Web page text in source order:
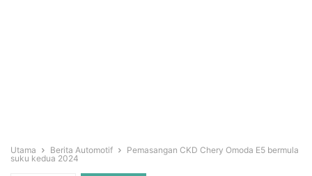
Utama Berita Automotif
Pemasangan CKD Chery Omoda E5 bermula
suku kedua 2024